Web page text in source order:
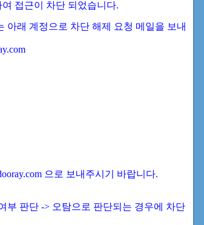
접근이 차단 되었습니다.
아래 계정으로 차단 해제 요청 메일을 보내
으로 보내주시기 바랍니다.
부 판단 -> 오탐으로 판단되는 경우에 차단